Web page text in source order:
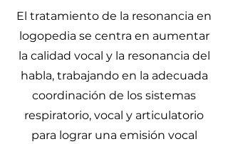
El tratamiento de la resonancia en
logopedia se centra en aumentar
la calidad vocal y la resonancia del
habla, trabajando en la adecuada
coordinación de los sistemas
respiratorio, vocal y articulatorio
para lograr una emisión vocal